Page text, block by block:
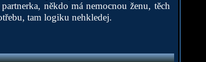
někdo má nemocnou ženu, těch
tam logiku nehkledej.